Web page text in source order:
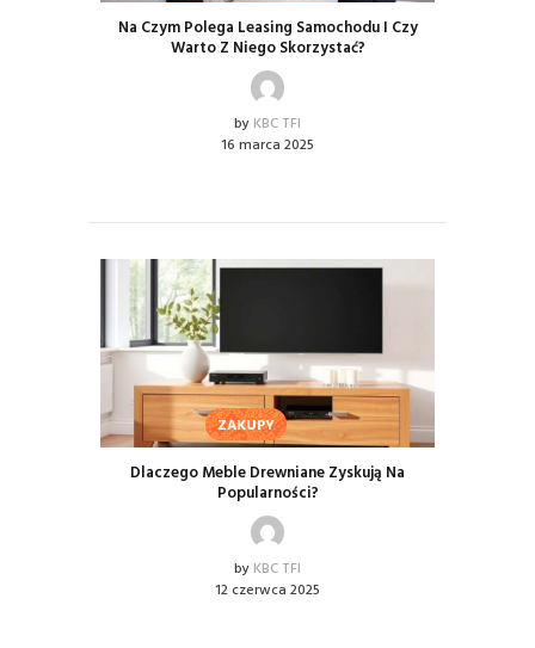
Na Czym Polega Leasing Samochodu I Czy
Warto Z Niego Skorzystać?
by KBC TFI
16 marca 2025
ZAKUPY
Dlaczego Meble Drewniane Zyskują Na
Popularności?
by KBC TFI
12 czerwca 2025